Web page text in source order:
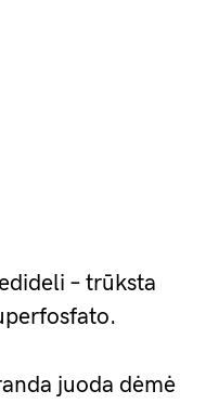
– trūksta
juoda dėmė